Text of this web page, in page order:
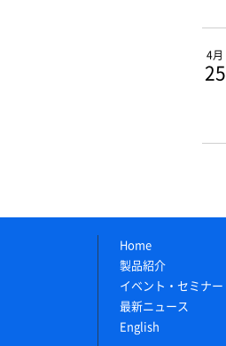
4月
25
Home
製品紹介
イベント・セミナー
最新ニュース
English